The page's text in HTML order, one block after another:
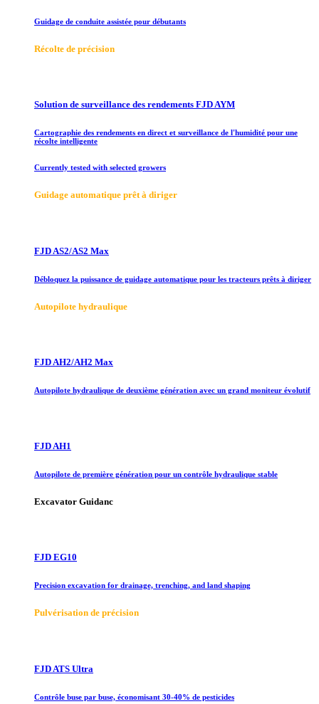
Guidage de conduite assistée pour débutants
Récolte de précision
Solution de surveillance des rendements FJD AYM
Cartographie des rendements en direct et surveillance de l'humidité pour une
récolte intelligente
Currently tested with selected growers
Guidage automatique prêt à diriger
FJD AS2/AS2 Max
Débloquez la puissance de guidage automatique pour les tracteurs prêts à diriger
Autopilote hydraulique
FJD AH2/AH2 Max
Autopilote hydraulique de deuxième génération avec un grand moniteur évolutif
FJD AH1
Autopilote de première génération pour un contrôle hydraulique stable
Excavator Guidanc
FJD EG10
Precision excavation for drainage, trenching, and land shaping
Pulvérisation de précision
FJD ATS Ultra
Contrôle buse par buse, économisant 30-40% de pesticides